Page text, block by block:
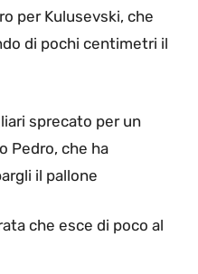
per Kulusevski, che
di pochi centimetri il
sprecato per un
Pedro, che ha
il pallone
che esce di poco al